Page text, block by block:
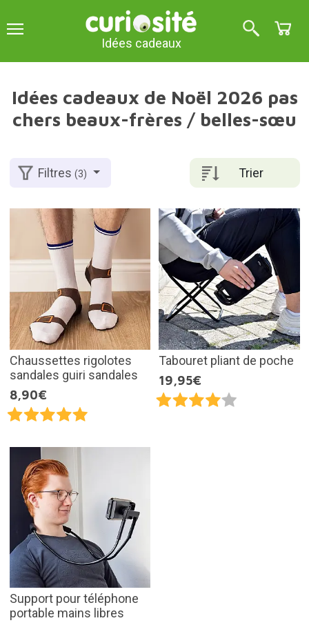
Idées cadeaux
Idées cadeaux de Noël 2026 pas
chers beaux-frères / belles-sœu
Trier
Filtres(3)
Chaussettes rigolotes
sandales guiri sandales
8,90€
Tabouret pliant de poche
19,95€
Support pour téléphone
portable mains libres